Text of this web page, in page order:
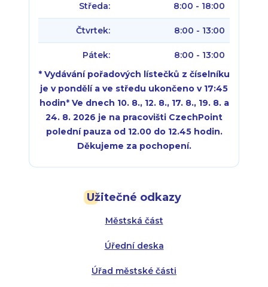
Užitečné odkazy
Městská část
Úřední deska
Úřad městské části
Středa: 8:00 - 18:00
Čtvrtek: 8:00 - 13:00
Pátek:
8:00 - 13:00
* Vydávání pořadových lístečků z číselníku
je v pondělí a ve středu ukončeno v 17:45
hodin* Ve dnech 10. 8., 12. 8., 17. 8., 19. 8. a
24. 8. 2026 je na pracovišti CzechPoint
polední pauza od 12.00 do 12.45 hodin.
Děkujeme za pochopení.
Úterý:
Středa:
Čtvrtek:
Pátek:
Úterý:
Středa:
Čtvrtek: